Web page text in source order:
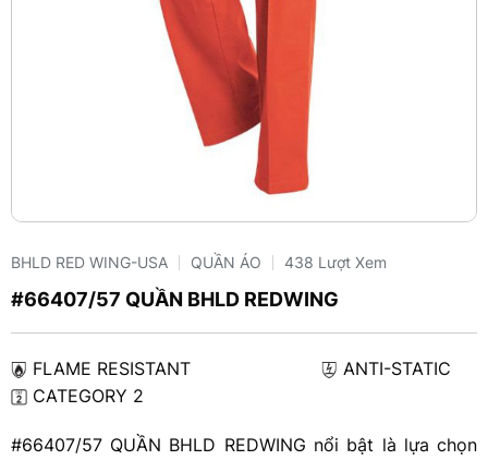
BHLD RED WING-USA QUẦN ÁO 438 Lượt Xem
#66407/57 QUẦN BHLD REDWING
FLAME RESISTANT
ANTI-STATIC
CATEGORY 2
#66407/57 QUẦN BHLD REDWING nổi bật là lựa chọn